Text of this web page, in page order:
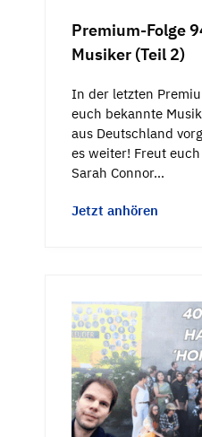
Premium-Folge
Musiker (Teil 2)
In der letzten
euch bekannte
aus Deutschland
es weiter! Freut
Sarah Connor…
Jetzt anhören